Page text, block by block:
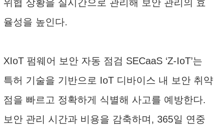
위협 상황을 실시간으로 관리해 보안 관리의 효
율성을 높인다.
XIoT 펌웨어 보안 자동 점검 SECaaS ‘Z-IoT’는
특허 기술을 기반으로 IoT 디바이스 내 보안 취약
점을 빠르고 정확하게 식별해 사고를 예방한다.
보안 관리 시간과 비용을 감축하며, 365일 연중